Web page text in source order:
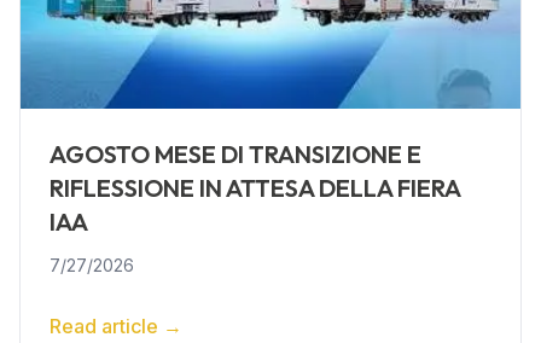
AGOSTO MESE DI TRANSIZIONE E
RIFLESSIONE IN ATTESA DELLA FIERA
IAA
7/27/2026
Read article →